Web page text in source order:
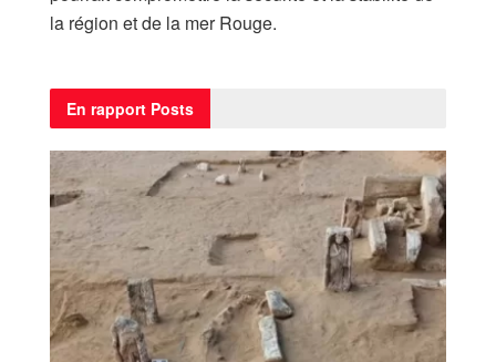
la région et de la mer Rouge.
En rapport Posts